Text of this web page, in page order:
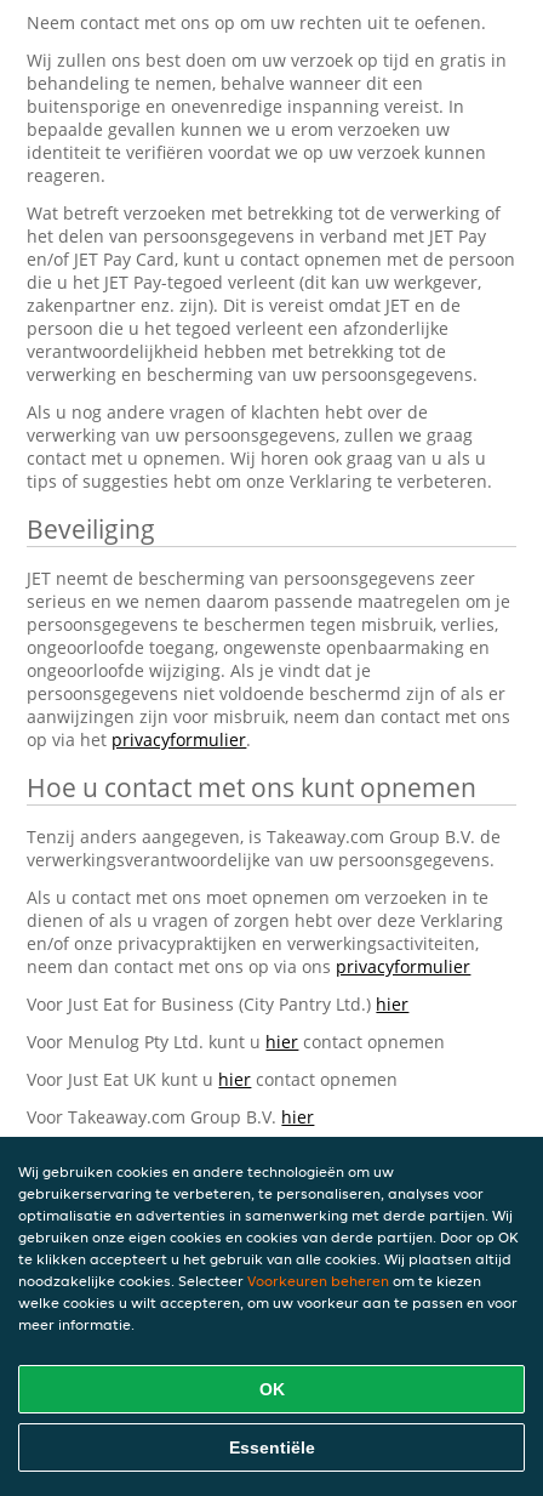
Neem contact met ons op om uw rechten uit te oefenen.
Wij zullen ons best doen om uw verzoek op tijd en gratis in
behandeling te nemen, behalve wanneer dit een
buitensporige en onevenredige inspanning vereist. In
bepaalde gevallen kunnen we u erom verzoeken uw
identiteit te verifiëren voordat we op uw verzoek kunnen
reageren.
Wat betreft verzoeken met betrekking tot de verwerking of
het delen van persoonsgegevens in verband met JET Pay
en/of JET Pay Card, kunt u contact opnemen met de persoon
die u het JET Pay-tegoed verleent (dit kan uw werkgever,
zakenpartner enz. zijn). Dit is vereist omdat JET en de
persoon die u het tegoed verleent een afzonderlijke
verantwoordelijkheid hebben met betrekking tot de
verwerking en bescherming van uw persoonsgegevens.
Als u nog andere vragen of klachten hebt over de
verwerking van uw persoonsgegevens, zullen we graag
contact met u opnemen. Wij horen ook graag van u als u
tips of suggesties hebt om onze Verklaring te verbeteren.
Beveiliging
JET neemt de bescherming van persoonsgegevens zeer
serieus en we nemen daarom passende maatregelen om je
persoonsgegevens te beschermen tegen misbruik, verlies,
ongeoorloofde toegang, ongewenste openbaarmaking en
ongeoorloofde wijziging. Als je vindt dat je
persoonsgegevens niet voldoende beschermd zijn of als er
aanwijzingen zijn voor misbruik, neem dan contact met ons
op via het privacyformulier.
Hoe u contact met ons kunt opnemen
Tenzij anders aangegeven, is Takeaway.com Group B.V. de
verwerkingsverantwoordelijke van uw persoonsgegevens.
Als u contact met ons moet opnemen om verzoeken in te
dienen of als u vragen of zorgen hebt over deze Verklaring
en/of onze privacypraktijken en verwerkingsactiviteiten,
neem dan contact met ons op via ons privacyformulier
Voor Just Eat for Business (City Pantry Ltd.) hier
Voor Menulog Pty Ltd. kunt u hier contact opnemen
Voor Just Eat UK kunt u hier contact opnemen
Voor Takeaway.com Group B.V. hier
Takeaway.com Group B.V.
Piet Heinkade 61
1019 GM Amsterdam
Nederland
Bijgewerkte versies van deze
Wij kunnen deze Verklaring van tijd tot tijd bijwerken als
reactie op veranderende juridische, technische of zakelijke
ontwikkelingen. Wanneer wij onze Privacyverklaring
bijwerken, zullen wij passende maatregelen nemen om u
Wij gebruiken cookies en andere technologieën om uw
gebruikerservaring te verbeteren, te personaliseren, analyses voor
optimalisatie en advertenties in samenwerking met derde partijen. Wij
gebruiken onze eigen cookies en cookies van derde partijen. Door op OK
te klikken accepteert u het gebruik van alle cookies. Wij plaatsen altijd
noodzakelijke cookies. Selecteer Voorkeuren beheren om te kiezen
welke cookies u wilt accepteren, om uw voorkeur aan te passen en voor
meer informatie.
OK
Essentiële